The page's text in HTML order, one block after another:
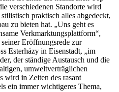
verschiedenen Standorte wird
praktisch alles abgedeckt,
zu bieten hat. „Uns geht es
Verkmarktungsplattform“,
Eröffnungsrede zur
Esterházy in Eisenstadt, „im
der ständige Austausch und die
umweltverträglichen
wird in Zeiten des rasant
ein immer wichtigeres Thema,